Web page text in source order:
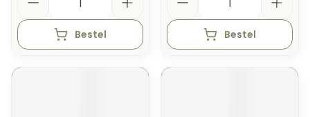
Bestel Bestel